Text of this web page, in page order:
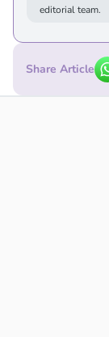
editorial team.
Share Article